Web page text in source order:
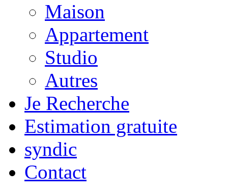
Maison
Appartement
Studio
Autres
Je Recherche
Estimation gratuite
syndic
Contact